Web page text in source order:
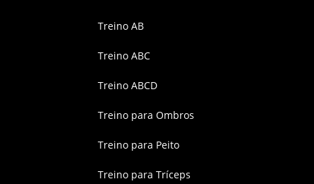
Treino AB
Treino ABC
Treino ABCD
Treino para Ombros
Treino para Peito
Treino para Tríceps